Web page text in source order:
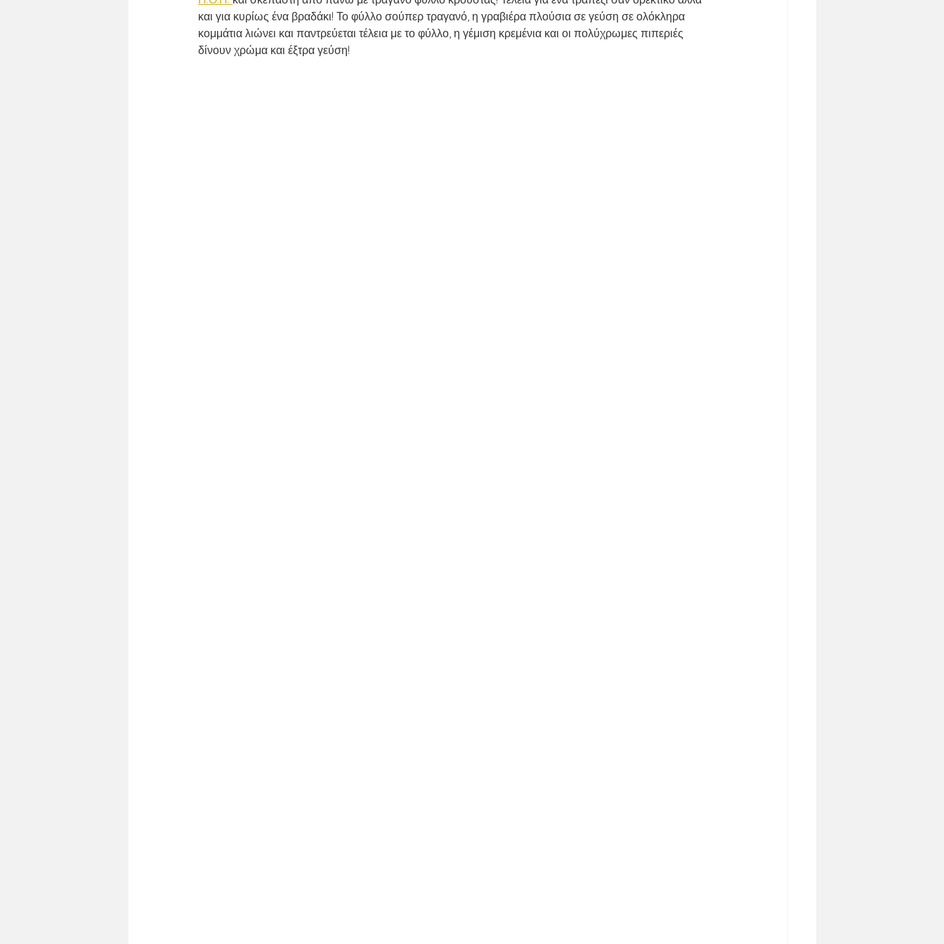
ΚΑΘΗΜΕΡΙΝΟ ΤΡΑΠΕΖΙ ΚΥΡΙΑΚΑΤΙΚΟ ΤΡΑΠΕΖΙ ΤΑΠΕΡΑΚΙ ΤΟΥ ΓΡΑΦΕΙΟΥ/ΣΧΟΛΕΙΟΥ
και για κυρίως ένα βραδάκι! Το φύλλο σούπερ τραγανό, η γραβιέρα πλούσια σε γεύση σε ολόκληρα
κομμάτια λιώνει και παντρεύεται τέλεια με το φύλλο, η γέμιση κρεμένια και οι πολύχρωμες πιπεριές
δίνουν χρώμα και έξτρα γεύση!